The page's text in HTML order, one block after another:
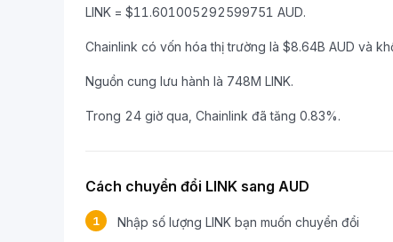
LINK = $11.601005292599751 AUD.
Chainlink có vốn hóa thị trường là $8.64B AUD và
Nguồn cung lưu hành là 748M LINK.
Trong 24 giờ qua, Chainlink đã tăng 0.83%.
Cách chuyển đổi LINK sang AUD
1 Nhập số lượng LINK bạn muốn chuyển đổi